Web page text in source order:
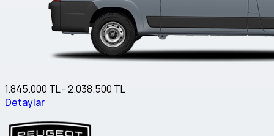
1.845.000 TL - 2.038.500 TL
Detaylar